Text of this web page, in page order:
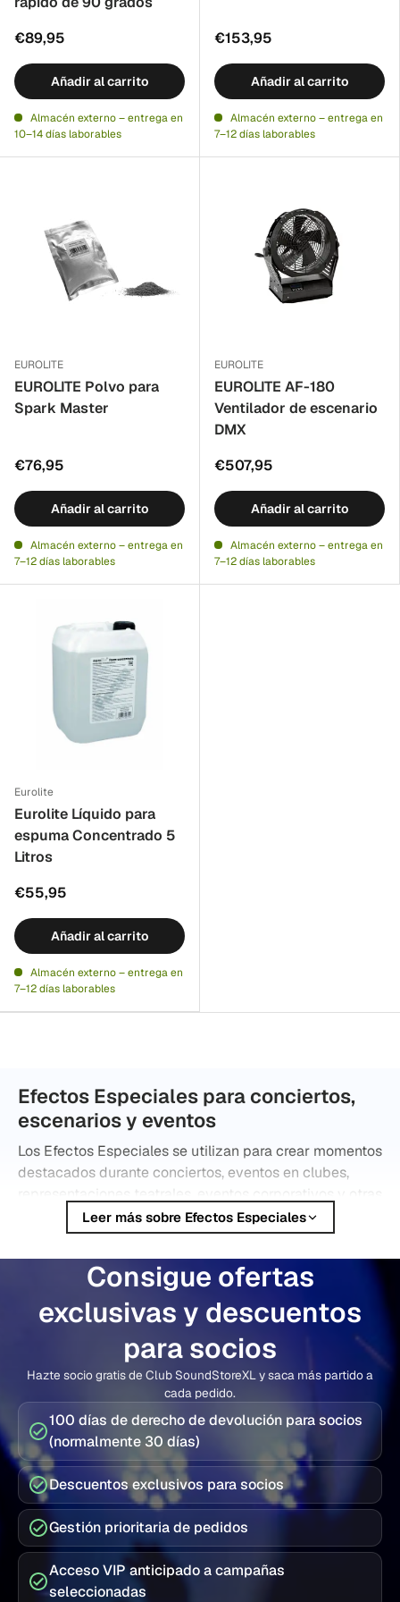
€89,95
Añadir al carrito
Almacén externo – entrega en
10–14 días laborables
€153,95
Añadir al carrito
Almacén externo – entrega en
7–12 días laborables
EUROLITE
EUROLITE Polvo para
Spark Master
€76,95
Añadir al carrito
Almacén externo – entrega en
7–12 días laborables
EUROLITE
EUROLITE AF-180
Ventilador de escenario
DMX
€507,95
Añadir al carrito
Almacén externo – entrega en
7–12 días laborables
Eurolite
Eurolite Líquido para
espuma Concentrado 5
Litros
€55,95
Añadir al carrito
Almacén externo – entrega en
7–12 días laborables
Efectos Especiales para conciertos,
escenarios y eventos
Los Efectos Especiales se utilizan para crear momentos
destacados durante conciertos, eventos en clubes,
producciones en directo. Los efectos pueden resaltar
un drop, una entrada, un final o un momento concreto
del espectáculo en el que la iluminación y el sonido
deben complementarse con un efecto físico de
En el surtido actual encontrarás, entre otros, máquinas
de confeti, lanzadores eléctricos, máquinas de chispas
frías, switchpacks DMX y accesorios para
configuraciones de efectos profesionales.
Elige el efecto de Efectos Especiales
adecuado
La mejor solución depende del tamaño del recinto, del
efecto deseado, de la ubicación en el escenario y de
cómo se deba controlar el equipo.
Antes de elegir el equipo, debes tener en cuenta:
Leer más sobre Efectos Especiales
Consigue ofertas
exclusivas y descuentos
para socios
Hazte socio gratis de Club SoundStoreXL y saca más partido a
cada pedido.
100 días de derecho de devolución para socios
(normalmente 30 días)
Descuentos exclusivos para socios
Gestión prioritaria de pedidos
Acceso VIP anticipado a campañas
seleccionadas